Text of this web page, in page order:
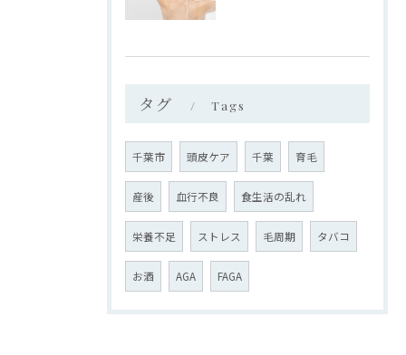
タグ Tags
千葉市 頭皮ケア 千葉 育毛
産後 血行不良 食生活の乱れ
栄養不足 ストレス 毛周期 タバコ
お酒 AGA FAGA